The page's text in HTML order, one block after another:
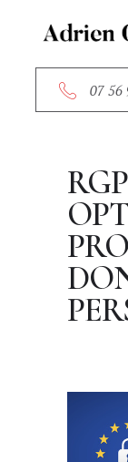
07 56
ACCUEIL